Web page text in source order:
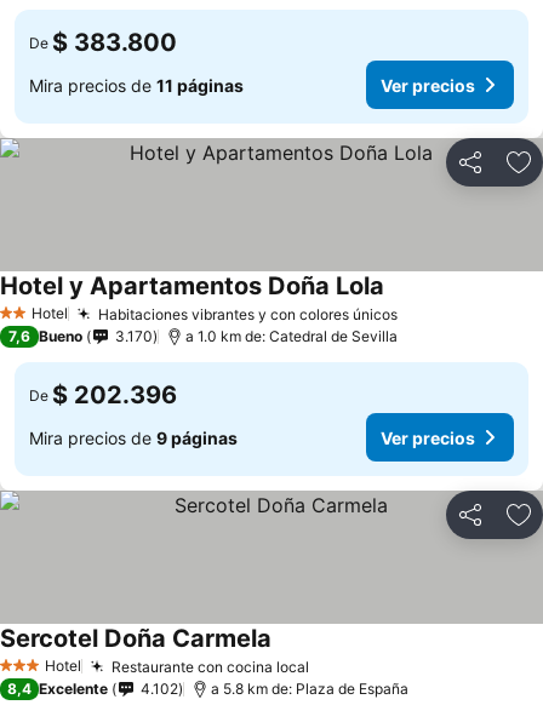
De $ 383.800
Mira precios de 11 páginas Ver precios
Compartir
2 Estrellas
Hotel Habitaciones vibrantes y con colores únicos
Hotel y Apartamentos Doña Lola
7,6 Bueno 3.170 a 1.0 km de: Catedral de Sevilla
De $ 202.396
Mira precios de 9 páginas Ver precios
Compartir
3 Estrellas
Hotel Restaurante con cocina local
Sercotel Doña Carmela
8,4 Excelente 4.102 a 5.8 km de: Plaza de España